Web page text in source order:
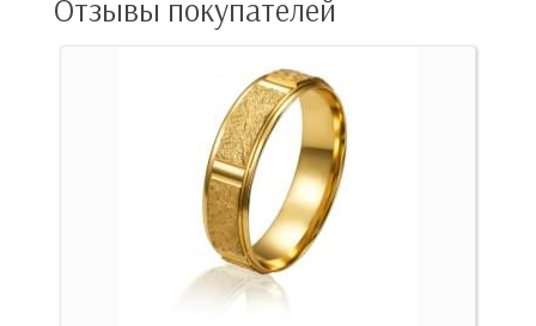
Отзывы покупателей